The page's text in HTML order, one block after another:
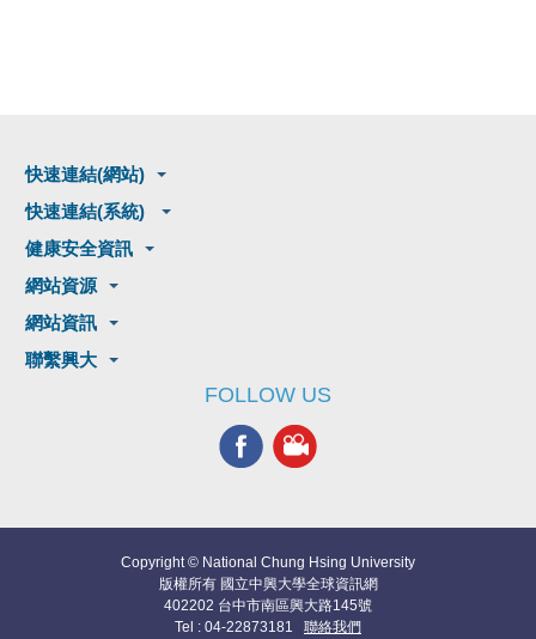
快速連結(網站)
快速連結(系統)
健康安全資訊
網站資源
網站資訊
聯繫興大
FOLLOW US
Copyright © National Chung Hsing University
版權所有 國立中興大學全球資訊網
402202 台中市南區興大路145號
Tel : 04-22873181 聯絡我們